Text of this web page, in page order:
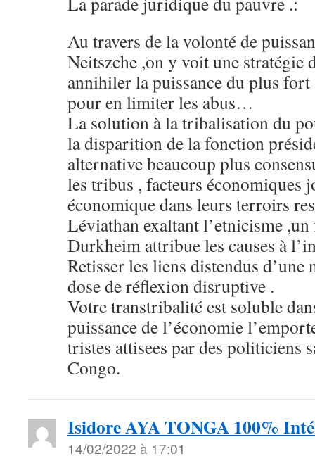
Au travers de la volonté de
Neitszche ,on y voit une stratégie
annihiler la puissance du plus
pour en limiter les abus…
La solution à la tribalisation du
la disparition de la fonction
alternative beaucoup plus
les tribus , facteurs économiques
économique dans leurs terroirs
Léviathan exaltant l’etnicisme
Durkheim attribue les causes à
Retisser les liens distendus d’une
dose de réflexion disruptive .
Votre transtribalité est soluble
puissance de l’économie
tristes attisees par des politiciens
Congo.
Isidore AYA TONGA 100%
14/02/2022 à 17:01